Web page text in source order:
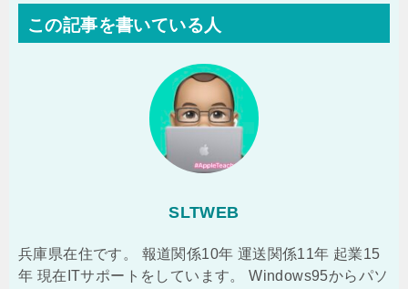
この記事を書いている人
SLTWEB
兵庫県在住です。 報道関係10年 運送関係11年 起業15
年 現在ITサポートをしています。 Windows95からパソ